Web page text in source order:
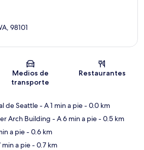
Sección del mapa
98101
Medios de
transporte
Restaurantes
de Seattle- A 1 min a pie- 0.0 km
Arch Building - A 6 min a pie- 0.5 km
a pie- 0.6 km
min a pie- 0.7 km